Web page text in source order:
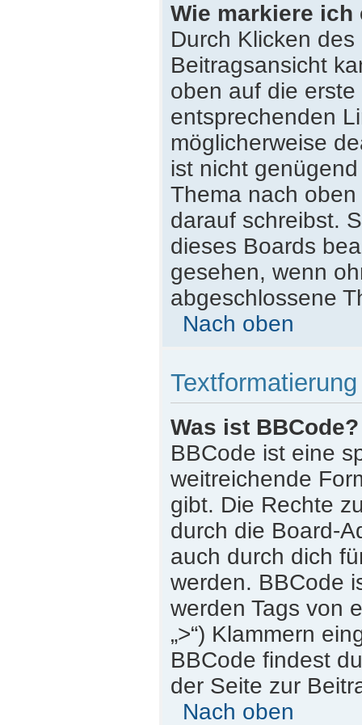
Wie markiere ich
Durch Klicken des
Beitragsansicht
oben auf die
entsprechenden
möglicherweise
ist nicht
Thema nach
darauf schreibst.
dieses Boards
gesehen, wenn
abgeschlossene
Nach oben
Was ist BBCode?
BBCode ist eine
weitreichende
gibt. Die Rechte
durch die Board-
auch durch dich
werden. BBCode
werden Tags von
„>“) Klammern
BBCode findest
der Seite zur
Nach oben